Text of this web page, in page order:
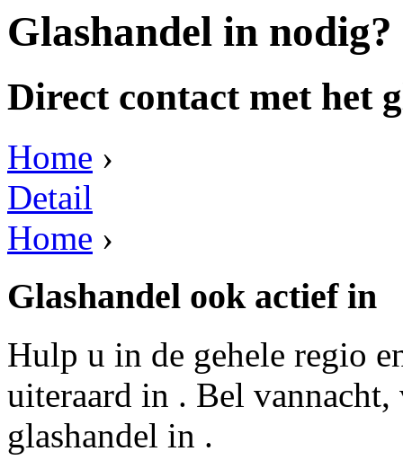
Glashandel in nodig?
Direct contact met het
Home ›
Detail
Home ›
Glashandel ook actief in
Hulp u in de gehele regio
uiteraard in . Bel
glashandel in .